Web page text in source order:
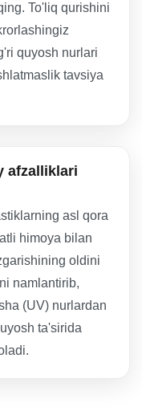
To'liq qurishini
quyosh nurlari
tavsiya
afzalliklari
asl qora
himoya bilan
oldini
namlantirib,
(UV) nurlardan
ta'sirida